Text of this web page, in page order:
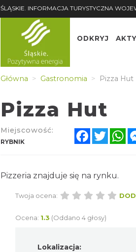
ŚLĄSKIE. INFORMACJA TURYSTYCZNA
ODKRYJ
Główna Gastronomia Pizza Hut
Pizza Hut
Miejscowość:
RYBNIK
Facebook
Pizzeria znajduje się na rynku.
Twoja ocena:
Ocena: 1.3 (Oddano 4 głosy)
Lokalizacja: